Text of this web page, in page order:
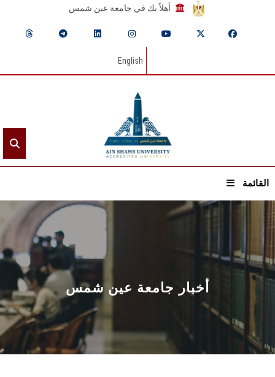
أهلاً بك في جامعة عين شمس
English
القائمة
الرئيسيـة
عن الجامعة
القطاعـات
الشئون الأكاديمية
البحث العلمي
أخبار جامعة عين شمس